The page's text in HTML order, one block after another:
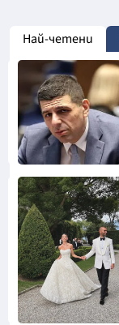
Най-четени
Снимка:
Инстаграм